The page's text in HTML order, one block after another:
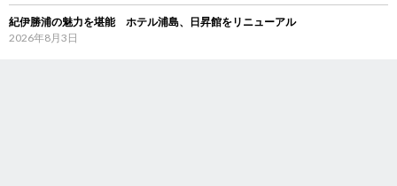
紀伊勝浦の魅力を堪能 ホテル浦島、日昇館をリニューアル
2026年8月3日